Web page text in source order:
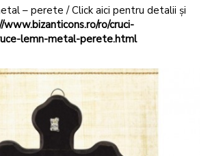
– perete / Click aici pentru detalii și
ro/cruci-
lemn-metal-perete.html